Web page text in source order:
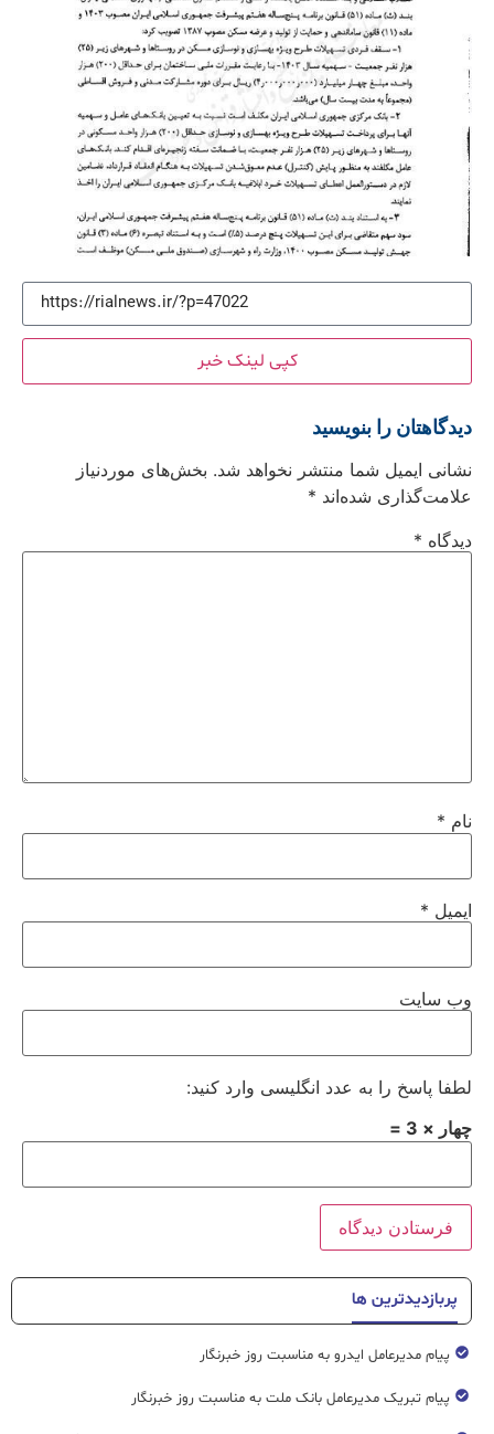
کپی لینک خبر
دیدگاهتان را بنویسید
نشانی ایمیل شما منتشر نخواهد شد. بخش‌های موردنیاز
علامت‌گذاری شده‌اند *
دیدگاه *
نام *
ایمیل *
وب‌ سایت
لطفا پاسخ را به عدد انگلیسی وارد کنید:
چهار × 3 =
پربازدیدترین ها
پیام مدیرعامل ایدرو به مناسبت روز خبرنگار
پیام تبریک مدیرعامل بانک ملت به مناسبت روز خبرنگار